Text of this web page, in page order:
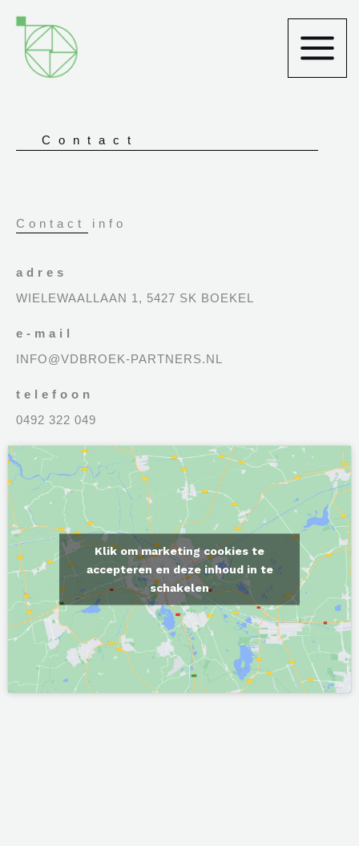
inhoud
Contact
Contact info
adres
WIELEWAALLAAN 1, 5427 SK BOEKEL
e-mail
INFO@VDBROEK-PARTNERS.NL
telefoon
0492 322 049
Klik om marketing cookies te
accepteren en deze inhoud in te
schakelen